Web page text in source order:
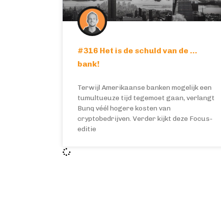
#316 Het is de schuld van de …
bank!
Terwijl Amerikaanse banken mogelijk een
tumultueuze tijd tegemoet gaan, verlangt
Bunq véél hogere kosten van
cryptobedrijven. Verder kijkt deze Focus-
editie